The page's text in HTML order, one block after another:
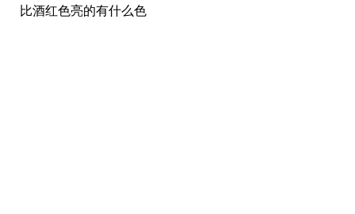
比酒红色亮的有什么色